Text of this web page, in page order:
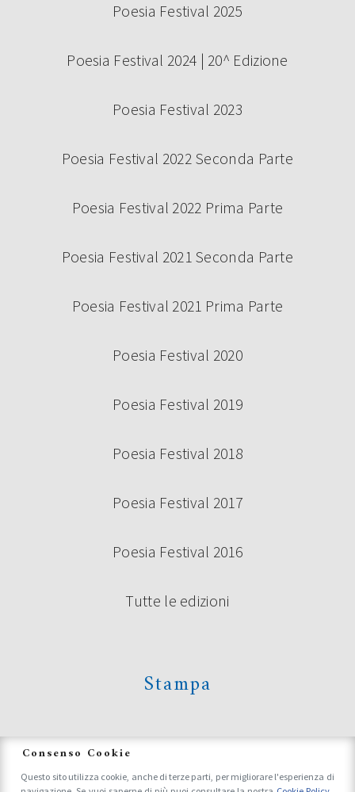
Poesia Festival 2025
Poesia Festival 2024 | 20^ Edizione
Poesia Festival 2023
Poesia Festival 2022 Seconda Parte
Poesia Festival 2022 Prima Parte
Poesia Festival 2021 Seconda Parte
Poesia Festival 2021 Prima Parte
Poesia Festival 2020
Poesia Festival 2019
Poesia Festival 2018
Poesia Festival 2017
Poesia Festival 2016
Tutte le edizioni
Stampa
Consenso Cookie
Questo sito utilizza cookie, anche di terze parti, per migliorare l'esperienza di